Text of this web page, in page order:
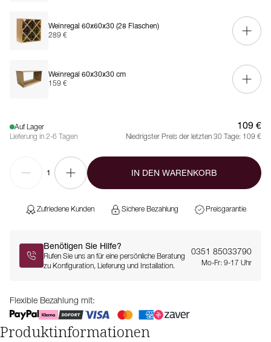
Weinregal 60x60x30 (28 Flaschen)
289 €
Weinregal 60x30x30 cm
159 €
Auf Lager
Lieferung in 2-6 Tagen
109 €
Niedrigster Preis der letzten 30 Tage: 109 €
1 IN DEN WARENKORB
Zufriedene Kunden Sichere Bezahlung Preisgarantie
Benötigen Sie Hilfe?
Rufen Sie uns an für eine persönliche Beratung
zu Konfiguration, Lieferung und Installation.
0351 85033790
Mo-Fr: 9-17 Uhr
Flexible Bezahlung mit:
Produktinformationen